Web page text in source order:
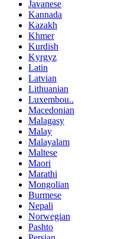
Javanese
Kannada
Kazakh
Khmer
Kurdish
Kyrgyz
Latin
Latvian
Lithuanian
Luxembou..
Macedonian
Malagasy
Malay
Malayalam
Maltese
Maori
Marathi
Mongolian
Burmese
Nepali
Norwegian
Pashto